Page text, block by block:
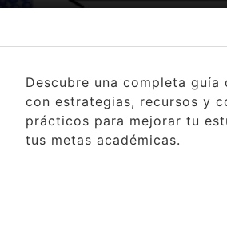
Descubre una completa guía
con estrategias, recursos y
prácticos para mejorar tu
tus metas académicas.